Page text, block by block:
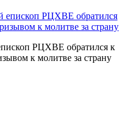
РЦХВЕ обратился к
к молитве за страну